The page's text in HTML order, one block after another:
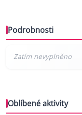
Podrobnosti
Oblíbené aktivity